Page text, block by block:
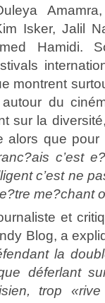
Isker, Jalil
Hamidi.
montrent
du
sur la
alors que
c’est
c’est ne
me?chant
et
Blog, a
la
déferlant
trop